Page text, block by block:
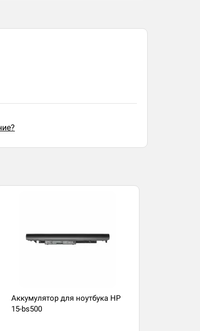
Аккумулятор для ноутбука HP
15-bs500